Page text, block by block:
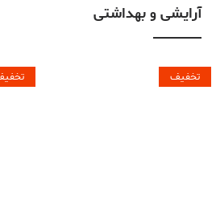
آرایشی و بهداشتی
تخفیف